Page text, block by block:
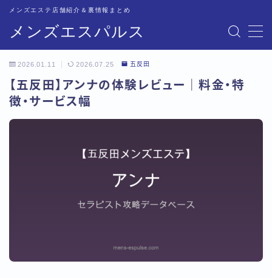
メンズエスパルス
メンズエステ店舗紹介＆裏情報まとめ
記事一覧
2026.01.11 2026.07.25 五反田
【五反田】アンナの体験レビュー｜料金・特
徴・サービス幅